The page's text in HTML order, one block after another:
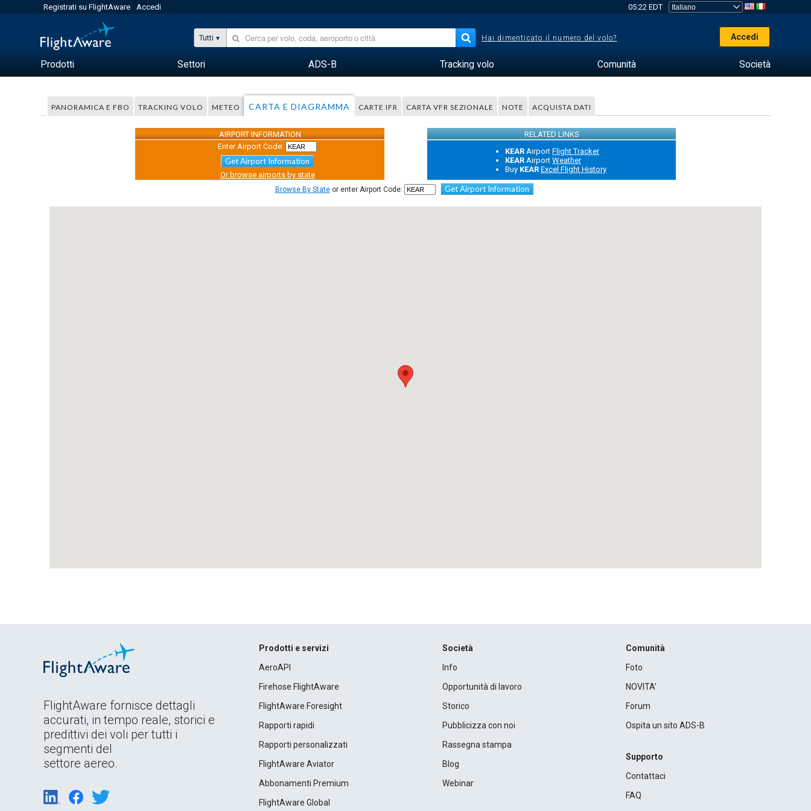
Registrati su FlightAware Accedi 05:22 EDT
Tutti Hai dimenticato il numero del volo? Accedi
Prodotti Settori ADS-B Tracking volo Comunità Società
PANORAMICA E FBO TRACKING VOLO METEO CARTA E DIAGRAMMA CARTE IFR CARTA VFR SEZIONALE NOTE ACQUISTA DATI
AIRPORT INFORMATION
RELATED LINKS
Enter Airport Code:
Get Airport Information
Or browse airports by state
KEAR AirportFlight Tracker
KEAR AirportWeather
Buy KEAR Excel Flight History
Browse By Stateor enter Airport Code: Get Airport Information
FlightAware fornisce dettagli
accurati, in tempo reale, storici e
predittivi dei voli per tutti i
segmenti del
settore aereo.
Prodotti e servizi
AeroAPI
Firehose FlightAware
FlightAware Foresight
Rapporti rapidi
Rapporti personalizzati
FlightAware Aviator
Abbonamenti Premium
FlightAware Global
Società
Info
Opportunità di lavoro
Storico
Pubblicizza con noi
Rassegna stampa
Blog
Webinar
Comunità
Foto
NOVITA'
Forum
Ospita un sito ADS-B
Supporto
Contattaci
FAQ